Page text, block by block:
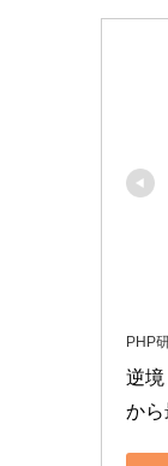
PHP
逆
か